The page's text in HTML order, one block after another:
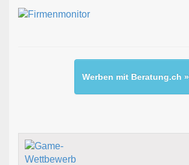
Werben mit Beratung.ch »